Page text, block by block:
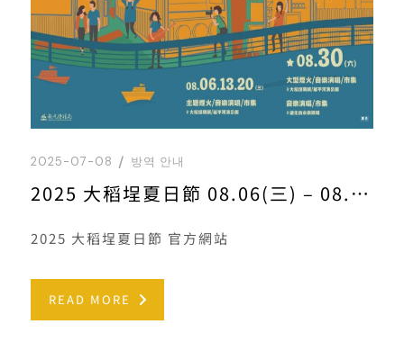
2025-07-08 방역 안내
2025 大稻埕夏日節 08.06(三) – 08.30(六)
2025 大稻埕夏日節 官方網站
READ MORE